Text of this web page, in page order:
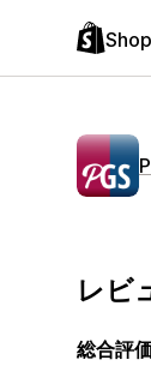
レビ
総合評